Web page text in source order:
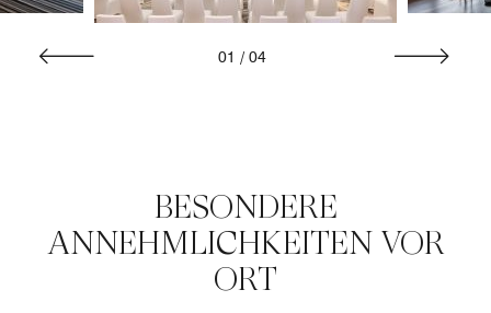
01 / 04
BESONDERE
ANNEHMLICHKEITEN VOR
ORT